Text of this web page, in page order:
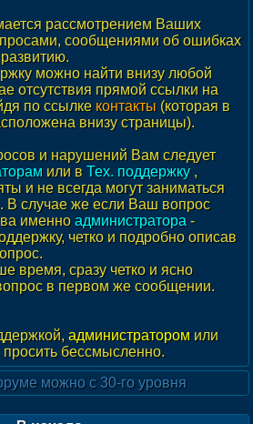
рассмотрением Ваших
сообщениями об ошибках
можно найти внизу любой
отсутствия прямой ссылки на
по ссылке контакты (которая в
внизу страницы).
и нарушений Вам следует
или в Тех. поддержку,
и не всегда могут заниматься
случае же если Ваш вопрос
именно администратора -
четко и подробно описав
время, сразу четко и ясно
в первом же сообщении.
администратором или
просить бессмысленно.
можно с 30-го уровня